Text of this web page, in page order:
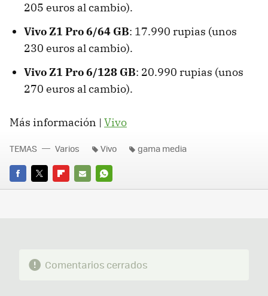
205 euros al cambio).
Vivo Z1 Pro 6/64 GB: 17.990 rupias (unos
230 euros al cambio).
Vivo Z1 Pro 6/128 GB: 20.990 rupias (unos
270 euros al cambio).
Más información | Vivo
FACEBOOK
TWITTERFLIPBOARD
E-
WHATSAPP
TEMAS Varios Vivo gama media
Comentarios cerrados